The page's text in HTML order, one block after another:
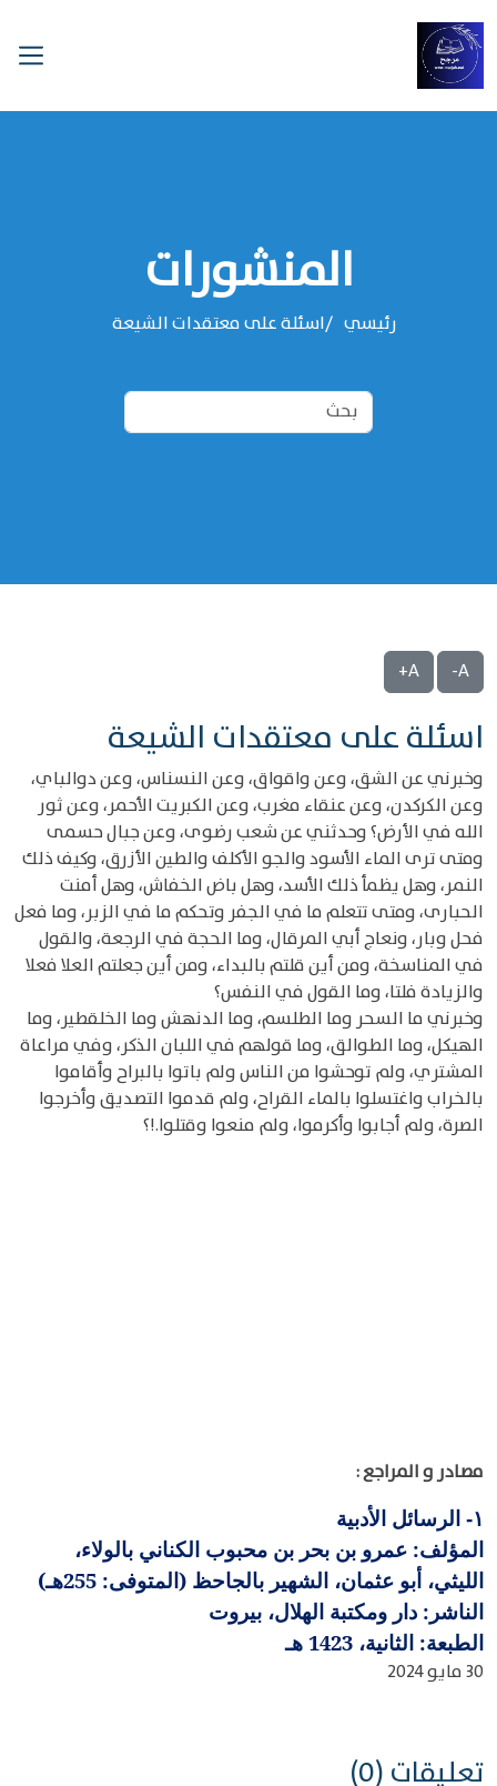
المنشورات
رئيسي اسئلة على معتقدات الشيعة
A-
A+
اسئلة على معتقدات الشيعة
وخبرني عن الشق، وعن واقواق، وعن النسناس، وعن دوالباي،
وعن الكركدن، وعن عنقاء مغرب، وعن الكبريت الأحمر، وعن ثور
الله في الأرض؟ وحدثني عن شعب رضوى، وعن جبال حسمى
ومتى ترى الماء الأسود والجو الأكلف والطين الأزرق، وكيف ذلك
النمر، وهل يظمأ ذلك الأسد، وهل باض الخفاش، وهل أمنت
الحبارى، ومتى تتعلم ما في الجفر وتحكم ما في الزبر، وما فعل
فحل وبار، ونعاج أبي المرقال، وما الحجة في الرجعة، والقول
في المناسخة، ومن أين قلتم بالبداء، ومن أين جعلتم العلا فعلا
والزيادة فلتا، وما القول في النفس؟
وخبرني ما السحر وما الطلسم، وما الدنهش وما الخلقطير، وما
الهيكل، وما الطوالق، وما قولهم في اللبان الذكر، وفي مراعاة
المشتري، ولم توحشوا من الناس ولم باتوا بالبراح وأقاموا
بالخراب واغتسلوا بالماء القراح، ولم قدموا التصديق وأخرجوا
الصرة، ولم أجابوا وأكرموا، ولم منعوا وقتلوا.!؟
مصادر و المراجع :
١-
الرسائل الأدبية
المؤلف: عمرو بن بحر بن محبوب الكناني بالولاء،
الليثي، أبو عثمان، الشهير بالجاحظ (المتوفى: 255هـ)
الناشر: دار ومكتبة الهلال، بيروت
الطبعة: الثانية، 1423 هـ
30 مايو 2024
تعليقات (0)